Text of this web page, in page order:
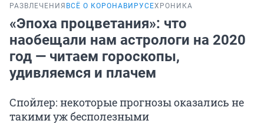
РАЗВЛЕЧЕНИЯ ВСЁ О КОРОНАВИРУСЕХРОНИКА
«Эпоха процветания»: что
наобещали нам астрологи на 2020
год — читаем гороскопы,
удивляемся и плачем
Спойлер: некоторые прогнозы оказались не
такими уж бесполезными